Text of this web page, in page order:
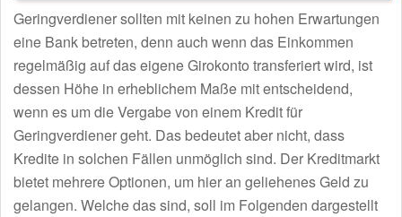
Geringverdiener sollten mit keinen zu hohen Erwartungen
eine Bank betreten, denn auch wenn das Einkommen
regelmäßig auf das eigene Girokonto transferiert wird, ist
dessen Höhe in erheblichem Maße mit entscheidend,
wenn es um die Vergabe von einem Kredit für
Geringverdiener geht. Das bedeutet aber nicht, dass
Kredite in solchen Fällen unmöglich sind. Der Kreditmarkt
bietet mehrere Optionen, um hier an geliehenes Geld zu
gelangen. Welche das sind, soll im Folgenden dargestellt